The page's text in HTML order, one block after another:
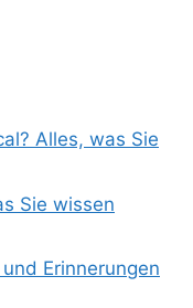
Alles, was Sie
Sie wissen
Erinnerungen